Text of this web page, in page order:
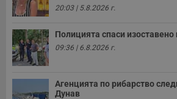
20:03 | 5.8.2026 г.
Полицията спаси
09:36 | 6.8.2026 г.
Агенцията по рибарство
Дунав